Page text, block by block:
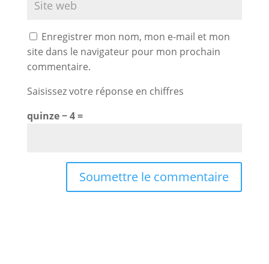
Enregistrer mon nom, mon e-mail et mon
site dans le navigateur pour mon prochain
commentaire.
Saisissez votre réponse en chiffres
quinze − 4 =
Soumettre le commentaire